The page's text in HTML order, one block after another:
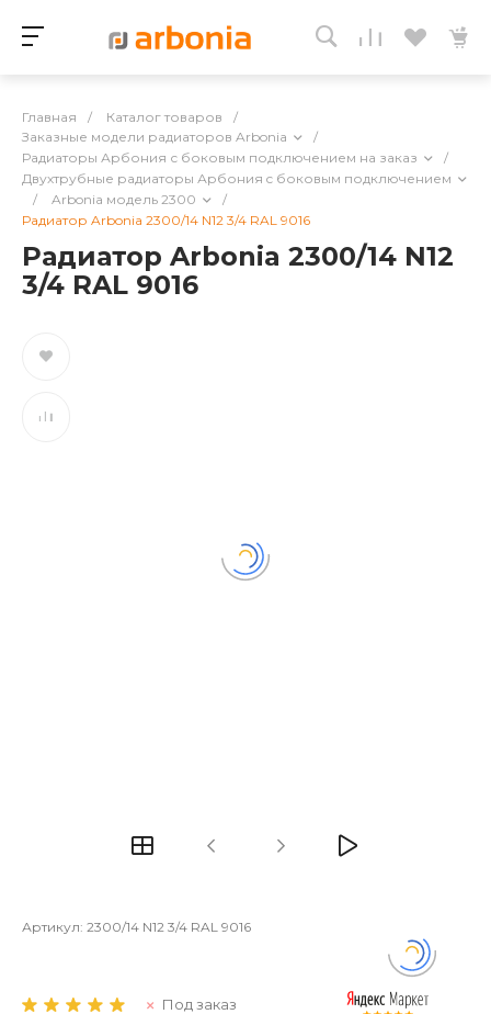
Главная / Каталог товаров
/
Заказные модели радиаторов Arbonia
/
Радиаторы Арбония с боковым подключением на заказ
/
Двухтрубные радиаторы Арбония c боковым подключением
/
Arbonia модель 2300
/
Радиатор Arbonia 2300/14 N12 3/4 RAL 9016
Радиатор Arbonia 2300/14 N12
3/4 RAL 9016
Артикул: 2300/14 N12 3/4 RAL 9016
Под заказ